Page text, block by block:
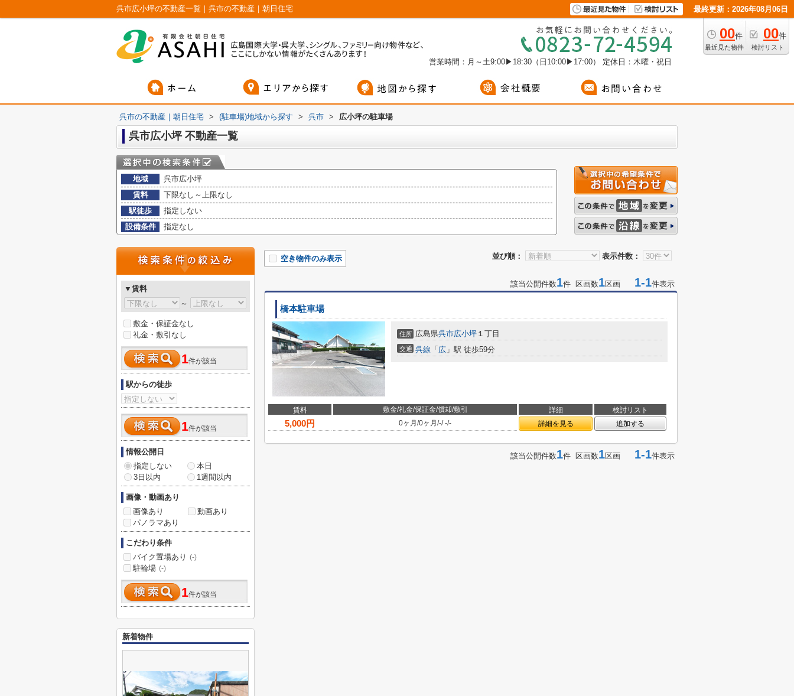
呉市広小坪の不動産一覧｜呉市の不動産｜朝日住宅 最終更新：2026年08月06日
00件
最近見た物件
00件
検討リスト
営業時間：月～土9:00▶18:30（日10:00▶17:00） 定休日：木曜・祝日
呉市の不動産｜朝日住宅 > (駐車場)地域から探す > 呉市 > 広小坪の駐車場
呉市広小坪 不動産一覧
地域
呉市広小坪
賃料
下限なし～上限なし
駅徒歩
指定しない
設備条件
指定なし
並び順： 表示件数：
空き物件のみ表示
該当公開件数1件 区画数1区画 1-1件表示
橋本駐車場
住所 広島県呉市広小坪 １丁目
交通 呉線 「 広 」駅 徒歩59分
賃料 敷金/礼金/保証金/償却/敷引 詳細 検討リスト
5,000円 0ヶ月 /0ヶ月 /-/-/- 詳細を見る 追加する
該当公開件数1件 区画数1区画 1-1件表示
▼賃料
～
敷金・保証金なし
礼金・敷引なし
1件が該当
駅からの徒歩
1件が該当
情報公開日
指定しない
本日
3日以内
1週間以内
画像・動画あり
画像あり
動画あり
パノラマあり
こだわり条件
バイク置場あり
(-)
駐輪場 (-)
1件が該当
新着物件